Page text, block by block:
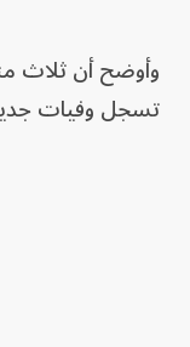
وأوضح أن ثلاث
تسجل وفيات